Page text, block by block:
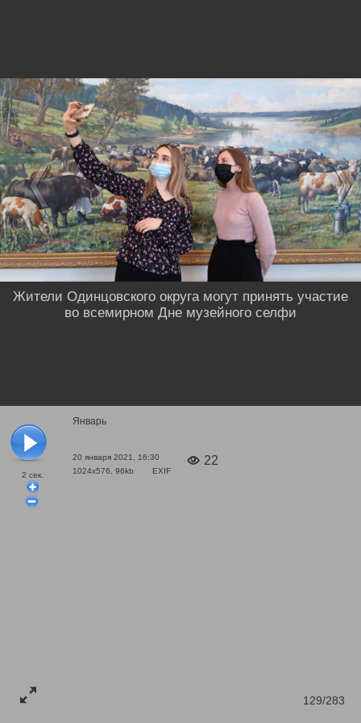
2 сек.
Январь
20 января 2021, 16:30
1024x576, 96kb
EXIF
22
129/283
Жители Одинцовского округа могут принять участие
во всемирном Дне музейного селфи